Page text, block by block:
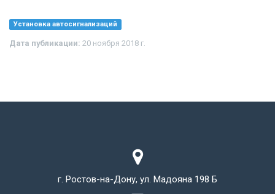
Установка автосигнализаций
Дата публикации: 20 ноября 2018 г.
г. Ростов-на-Дону, ул. Мадояна 198 Б